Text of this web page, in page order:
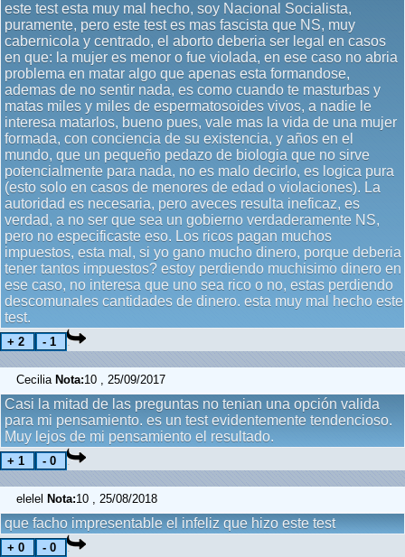
este test esta muy mal hecho, soy Nacional Socialista,
puramente, pero este test es mas fascista que NS, muy
cabernicola y centrado, el aborto deberia ser legal en casos
en que: la mujer es menor o fue violada, en ese caso no abria
problema en matar algo que apenas esta formandose,
ademas de no sentir nada, es como cuando te masturbas y
matas miles y miles de espermatosoides vivos, a nadie le
interesa matarlos, bueno pues, vale mas la vida de una mujer
formada, con conciencia de su existencia, y años en el
mundo, que un pequeño pedazo de biologia que no sirve
potencialmente para nada, no es malo decirlo, es logica pura
(esto solo en casos de menores de edad o violaciones). La
autoridad es necesaria, pero aveces resulta ineficaz, es
verdad, a no ser que sea un gobierno verdaderamente NS,
pero no especificaste eso. Los ricos pagan muchos
impuestos, esta mal, si yo gano mucho dinero, porque deberia
tener tantos impuestos? estoy perdiendo muchisimo dinero en
ese caso, no interesa que uno sea rico o no, estas perdiendo
descomunales cantidades de dinero. esta muy mal hecho este
test.
Cecilia Nota:10 , 25/09/2017
Casi la mitad de las preguntas no tenian una opción valida
para mi pensamiento. es un test evidentemente tendencioso.
Muy lejos de mi pensamiento el resultado.
elelel Nota:10 , 25/08/2018
que facho impresentable el infeliz que hizo este test